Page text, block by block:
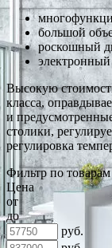
большой
роскошный
Высокую
класса,
и
столики,
регулировка
Фильтр по товарам
Цена
от
до
руб.